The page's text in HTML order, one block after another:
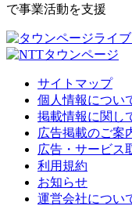
で事業活動を支援
サイトマップ
個人情報につい
掲載情報に関し
広告掲載のご案
広告・サービス
利用規約
お知らせ
運営会社につい